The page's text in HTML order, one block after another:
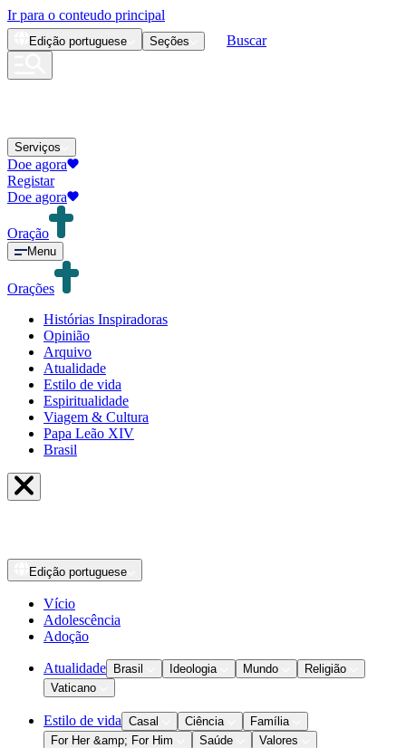
Ir para o conteudo principal
Edição portuguese Seções Buscar
Serviços
Doe agora
Registar
Doe agora
Oração
Menu
Orações
Histórias Inspiradoras
Opinião
Arquivo
Atualidade
Estilo de vida
Espiritualidade
Viagem & Cultura
Papa Leão XIV
Brasil
Edição portuguese
Vício
Adolescência
Adoção
Atualidade Brasil Ideologia Mundo
Religião
Vaticano
Estilo de vida Casal Ciência
Família
For Her &amp; For Him
Saúde
Valores